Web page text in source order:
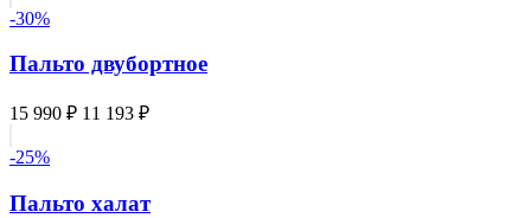
-30%
Пальто двубортное
15 990 ₽ 11 193 ₽
-25%
Пальто халат